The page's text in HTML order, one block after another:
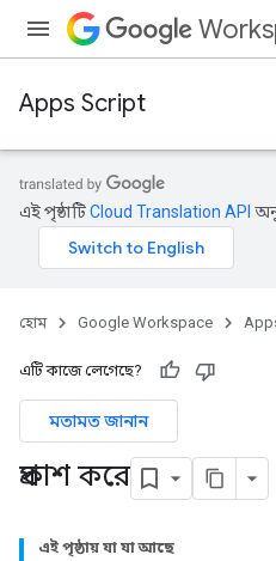
Apps Script
এই পৃষ্ঠাটিCloud Translation API
হোম Google Workspace
এটি কাজে লেগেছে?
মতামত জানান
প্রকাশ করে
এই পৃষ্ঠায় যা যা আছে